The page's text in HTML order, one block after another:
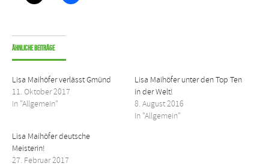
Ähnliche Beiträge
Lisa Maihöfer verlässt Gmünd
11. Oktober 2017
In "Allgemein"
Lisa Maihöfer unter den Top Ten
in der Welt!
8. August 2016
In "Allgemein"
Lisa Maihöfer deutsche
Meisterin!
27. Februar 2017